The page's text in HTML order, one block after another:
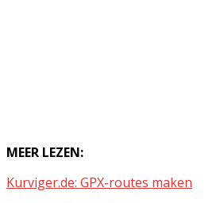
MEER LEZEN:
Kurviger.de: GPX-routes maken